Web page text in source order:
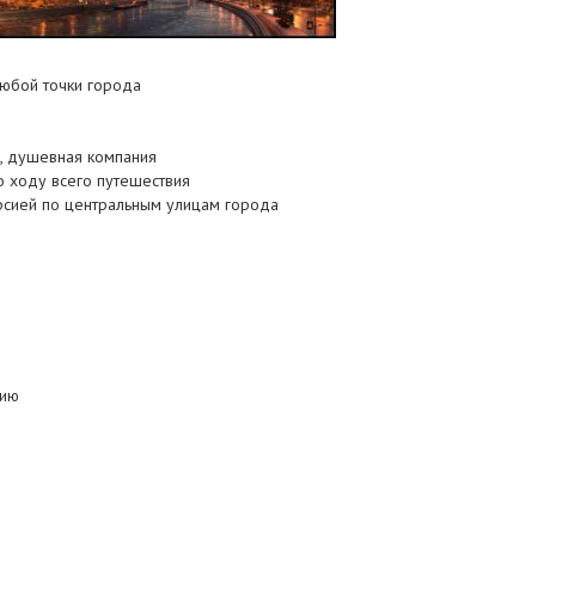
точки города
душевная компания
всего путешествия
по центральным улицам города